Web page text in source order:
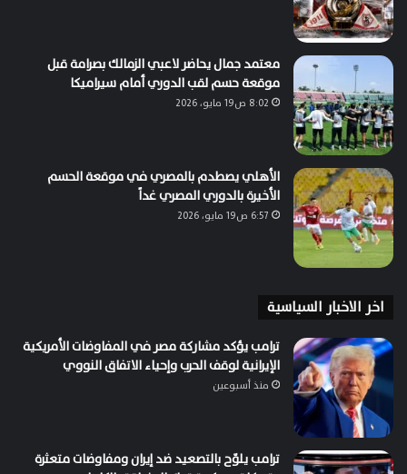
معتمد جمال يحاضر لاعبي الزمالك بصرامة قبل
موقعة حسم لقب الدوري أمام سيراميكا
8:02 ص19 مايو، 2026
الأهلي يصطدم بالمصري في موقعة الحسم
الأخيرة بالدوري المصري غداً
6:57 ص19 مايو، 2026
اخر الاخبار السياسية
ترامب يؤكد مشاركة مصر في المفاوضات الأمريكية
الإيرانية لوقف الحرب وإحياء الاتفاق النووي
منذ أسبوعين
ترامب يلوّح بالتصعيد ضد إيران ومفاوضات متعثرة